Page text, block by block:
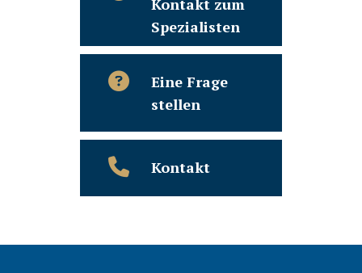
Spezialisten
Eine Frage
stellen
Kontakt